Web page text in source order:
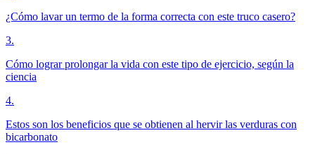
¿Cómo lavar un termo de la forma correcta con este truco casero?
3.
Cómo lograr prolongar la vida con este tipo de ejercicio, según la
ciencia
4.
Estos son los beneficios que se obtienen al hervir las verduras con
bicarbonato